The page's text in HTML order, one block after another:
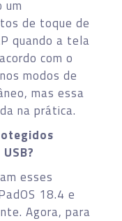
um
de toque de
quando a tela
com o
modos de
mas essa
na prática.
esses
18.4 e
Agora, para